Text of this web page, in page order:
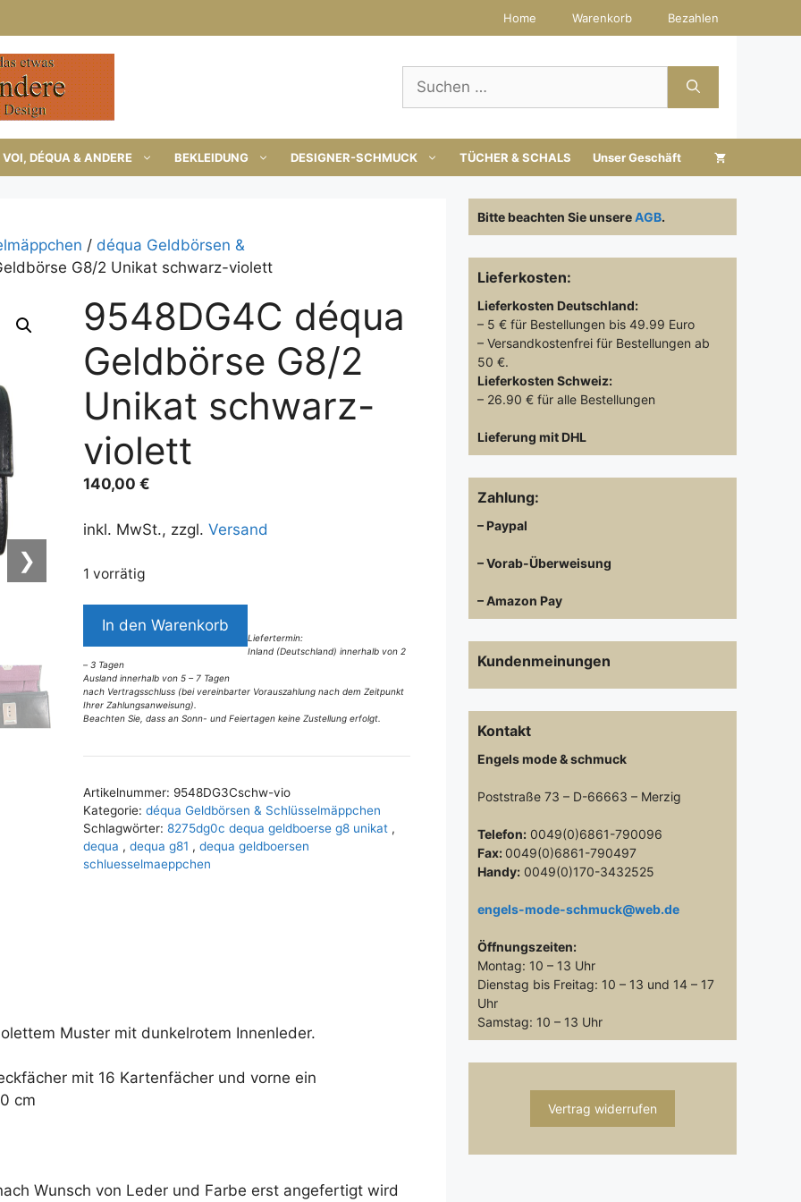
Home Warenkorb Bezahlen
Suchen
nach:
DÉQUA & ANDERE BEKLEIDUNG DESIGNER-SCHMUCK TÜCHER & SCHALS Unser Geschäft
/ déqua Geldbörsen &
G8/2 Unikat schwarz-violett
❯
9548DG4C déqua
Geldbörse G8/2
Unikat schwarz-
violett
140,00€
inkl. MwSt., zzgl.Versand
1 vorrätig
9548DG4C
déqua
Geldbörse
G8/2
Unikat
schwarz-
In den Warenkorb
Liefertermin:
Inland (Deutschland) innerhalb von 2
– 3 Tagen
Ausland innerhalb von 5 – 7 Tagen
nach Vertragsschluss (bei vereinbarter Vorauszahlung nach dem Zeitpunkt
Ihrer Zahlungsanweisung).
Beachten Sie, dass an Sonn- und Feiertagen keine Zustellung erfolgt.
l
e
r
n
a
Artikelnummer: 9548DG3Cschw-vio
Kategorie:déqua Geldbörsen & Schlüsselmäppchen
Schlagwörter:8275dg0c dequa geldboerse g8 unikat ,
dequa ,dequa g81 ,dequa geldboersen
schluesselmaeppchen
Muster mit dunkelrotem Innenleder.
mit 16 Kartenfächer und vorne ein
cm
Wunsch von Leder und Farbe erst angefertigt wird
Bitte beachten Sie unsereAGB.
Lieferkosten:
Lieferkosten Deutschland:
– 5 € für Bestellungen bis 49.99 Euro
– Versandkostenfrei für Bestellungen ab
50 €.
Lieferkosten Schweiz:
– 26.90 € für alle Bestellungen
Lieferung mit DHL
Zahlung:
– Paypal
– Vorab-Überweisung
– Amazon Pay
Kundenmeinungen
Kontakt
Engels mode & schmuck
Poststraße 73 – D-66663 – Merzig
Telefon: 0049(0)6861-790096
Fax: 0049(0)6861-790497
Handy: 0049(0)170-3432525
engels-mode-schmuck@web.de
Öffnungszeiten:
Montag: 10 – 13 Uhr
Dienstag bis Freitag: 10 – 13 und 14 – 17
Uhr
Samstag: 10 – 13 Uhr
Vertrag widerrufen